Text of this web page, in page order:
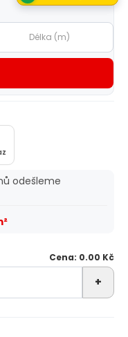
Cena: 0.00 Kč
+
odešleme